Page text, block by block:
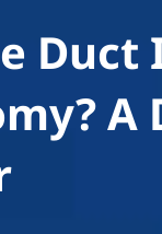
Duct
A